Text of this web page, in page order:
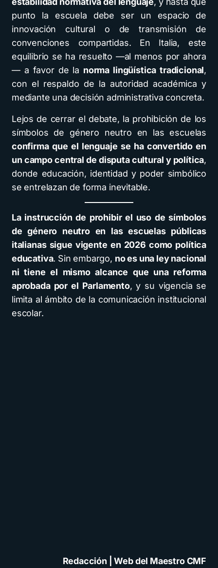
punto la escuela debe ser un espacio de
innovación cultural o de transmisión de
convenciones compartidas. En Italia, este
equilibrio se ha resuelto —al menos por ahora
— a favor de la norma lingüística tradicional,
con el respaldo de la autoridad académica y
mediante una decisión administrativa concreta.
Lejos de cerrar el debate, la prohibición de los
símbolos de género neutro en las escuelas
confirma que el lenguaje se ha convertido en
un campo central de disputa cultural y política,
donde educación, identidad y poder simbólico
se entrelazan de forma inevitable.
La instrucción de prohibir el uso de símbolos
de género neutro en las escuelas públicas
italianas sigue vigente en 2026 como política
educativa. Sin embargo, no es una ley nacional
ni tiene el mismo alcance que una reforma
aprobada por el Parlamento, y su vigencia se
limita al ámbito de la comunicación institucional
escolar.
Redacción | Web del Maestro CMF